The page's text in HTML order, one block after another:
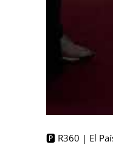
🅿️ R360 | El